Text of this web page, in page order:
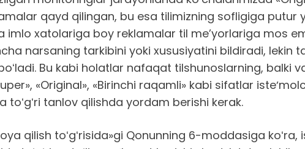
qayd qilingan, bu esa tilimizning sofligiga putur
xatolariga boy reklamalar til me’yorlariga mos
narsaning tarkibini yoki xususiyatini bildiradi,
Bu kabi holatlar nafaqat tilshunoslarning,
«Original», «Birinchi raqamli» kabi sifatlar
toʻgʻri tanlov qilishda yordam berishi kerak.
qilish toʻgʻrisida»gi Qonunning 6-moddasiga